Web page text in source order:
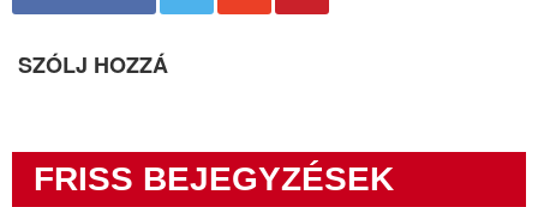
SZÓLJ HOZZÁ
FRISS BEJEGYZÉSEK